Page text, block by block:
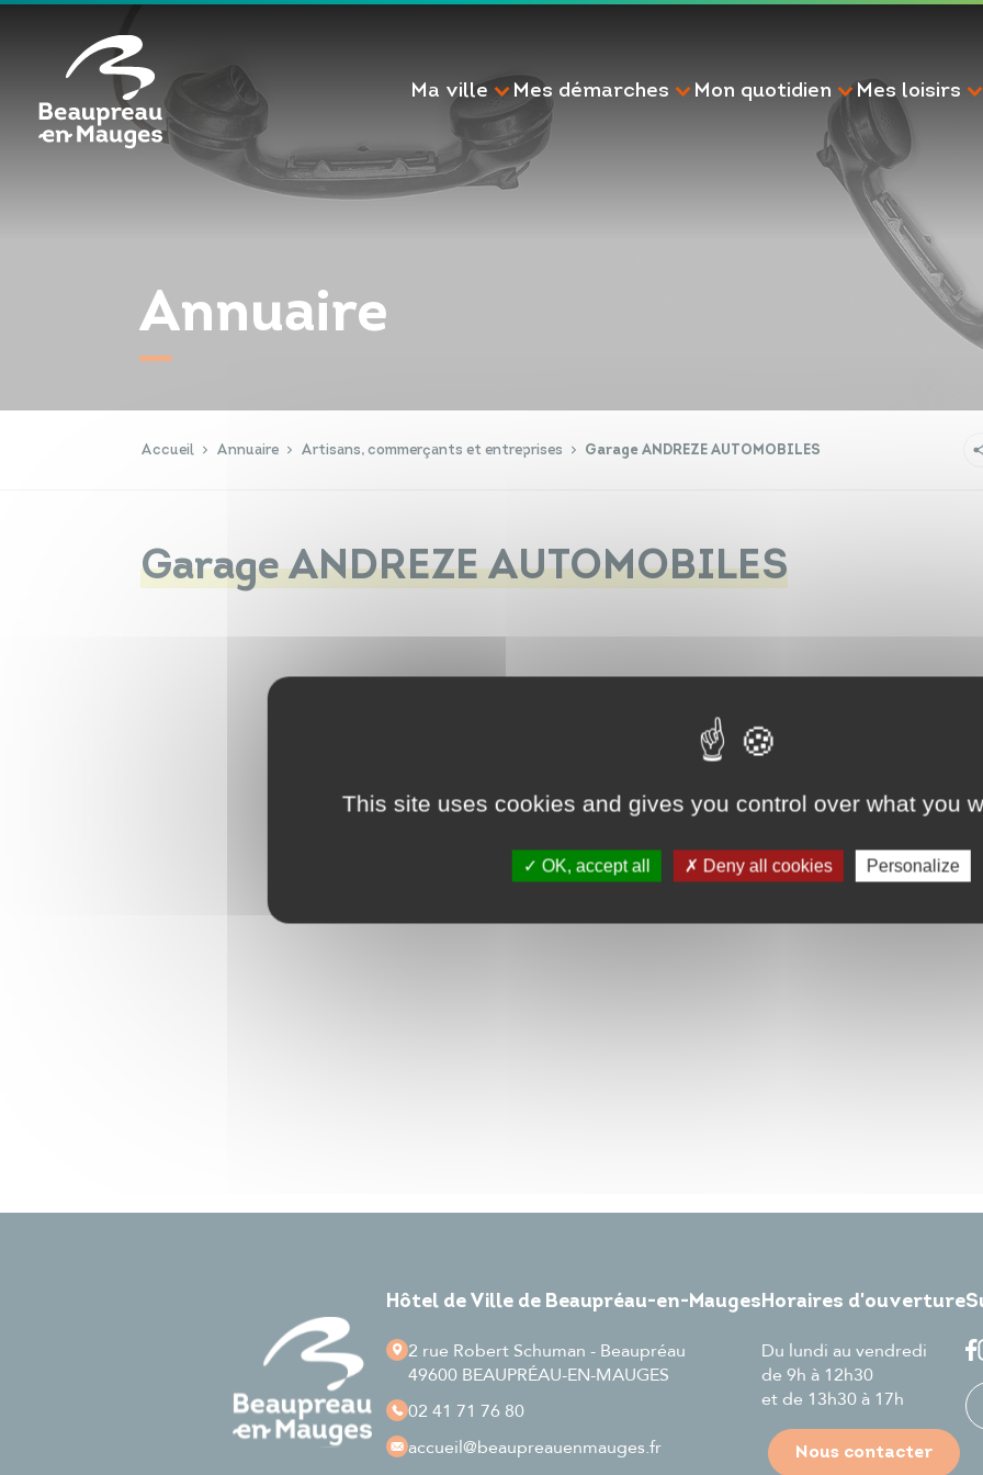
Ma ville Mes démarches Mon quotidien Mes loisirs
Annuaire
Accueil Annuaire Artisans, commerçants et entreprises Garage ANDREZE AUTOMOBILES
Garage ANDREZE AUTOMOBILES
Hôtel de Ville de Beaupréau-en-Mauges
2 rue Robert Schuman - Beaupréau
49600 BEAUPRÉAU-EN-MAUGES
02 41 71 76 80
accueil@beaupreauenmauges.fr
Horaires d'ouverture
Du lundi au vendredi
de 9h à 12h30
et de 13h30 à 17h
Nous contacter
Cookies management panel
This site uses cookies and gives you control over what you
OK, accept all Deny all cookies Personalize